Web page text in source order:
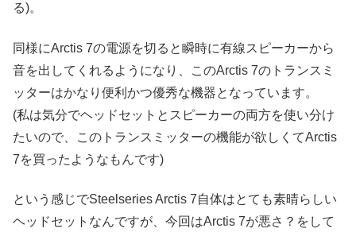
る)。
同様にArctis 7の電源を切ると瞬時に有線スピーカーから
音を出してくれるようになり、このArctis 7のトランスミ
ッターはかなり便利かつ優秀な機器となっています。
(私は気分でヘッドセットとスピーカーの両方を使い分け
たいので、このトランスミッターの機能が欲しくてArctis
7を買ったようなもんです)
という感じでSteelseries Arctis 7自体はとても素晴らしい
ヘッドセットなんですが、今回はArctis 7が悪さ？をして